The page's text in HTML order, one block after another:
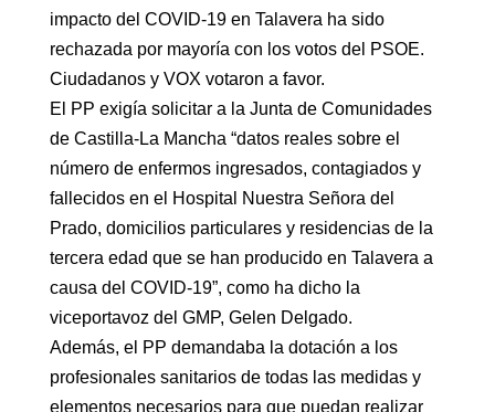
impacto del COVID-19 en Talavera ha sido
rechazada por mayoría con los votos del PSOE.
Ciudadanos y VOX votaron a favor.
El PP exigía solicitar a la Junta de Comunidades
de Castilla-La Mancha “datos reales sobre el
número de enfermos ingresados, contagiados y
fallecidos en el Hospital Nuestra Señora del
Prado, domicilios particulares y residencias de la
tercera edad que se han producido en Talavera a
causa del COVID-19”, como ha dicho la
viceportavoz del GMP, Gelen Delgado.
Además, el PP demandaba la dotación a los
profesionales sanitarios de todas las medidas y
elementos necesarios para que puedan realizar